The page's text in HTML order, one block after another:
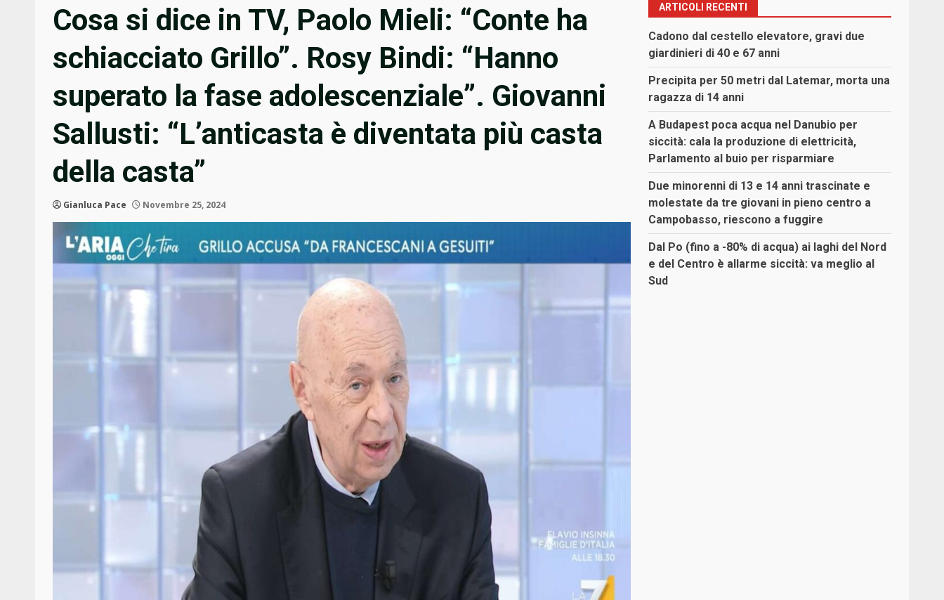
Cosa si dice in TV, Paolo Mieli: “Conte ha
schiacciato Grillo”. Rosy Bindi: “Hanno
superato la fase adolescenziale”. Giovanni
Sallusti: “L’anticasta è diventata più casta
della casta”
Gianluca Pace Novembre 25, 2024
ARTICOLI RECENTI
Cadono dal cestello elevatore, gravi due
giardinieri di 40 e 67 anni
Precipita per 50 metri dal Latemar, morta una
ragazza di 14 anni
A Budapest poca acqua nel Danubio per
siccità: cala la produzione di elettricità,
Parlamento al buio per risparmiare
Due minorenni di 13 e 14 anni trascinate e
molestate da tre giovani in pieno centro a
Campobasso, riescono a fuggire
Dal Po (fino a -80% di acqua) ai laghi del Nord
e del Centro è allarme siccità: va meglio al
Sud